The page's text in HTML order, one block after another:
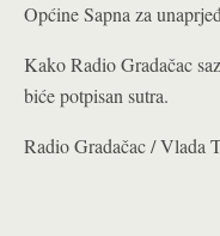
Općine Sapna za
Kako Radio Gradačac
biće potpisan sutra.
Radio Gradačac / Vlada